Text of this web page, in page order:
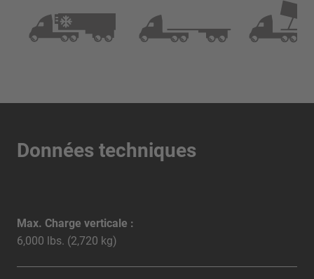
Données techniques
Max. Charge verticale :
6,000 lbs. (2,720 kg)